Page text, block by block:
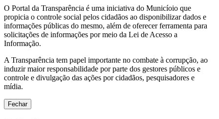
O Portal da Transparência é uma iniciativa do Municíoio que
propicia o controle social pelos cidadãos ao disponibilizar dados e
informações públicas do mesmo, além de oferecer ferramenta para
solicitações de informações por meio da Lei de Acesso a
Informação.
A Transparência tem papel importante no combate à corrupção, ao
induzir maior responsabilidade por parte dos gestores públicos e
controle e divulgação das ações por cidadãos, pesquisadores e
mídia.
Fechar